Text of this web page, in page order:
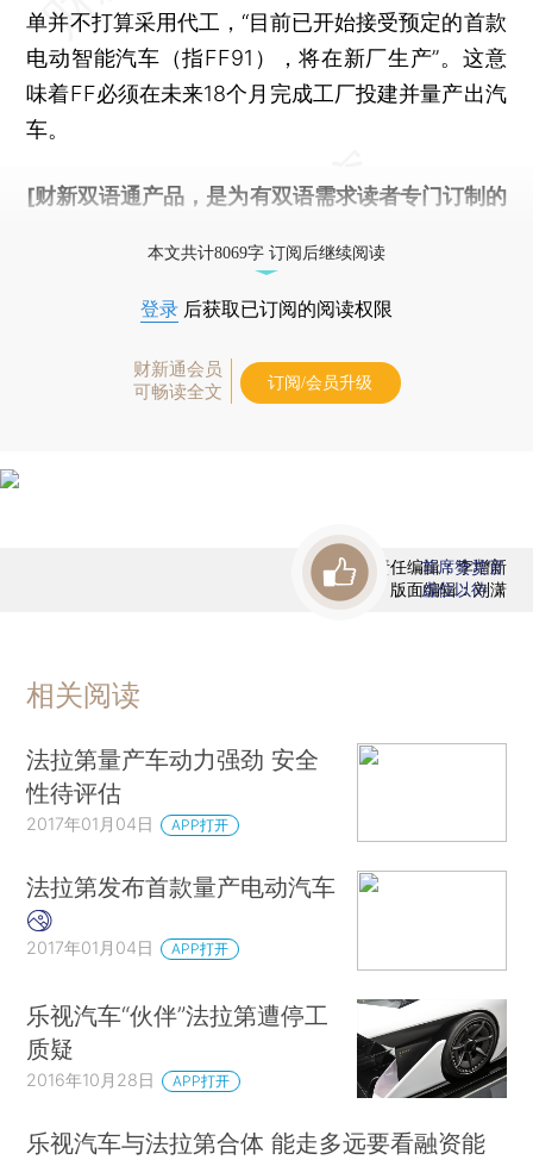
单并不打算采用代工，“目前已开始接受预定的首款
电动智能汽车（指FF91），将在新厂生产”。这意
味着FF必须在未来18个月完成工厂投建并量产出汽
车。
[财新双语通产品，是为有双语需求读者专门订制的
本文共计8069字 订阅后继续阅读
登录 后获取已订阅的阅读权限
财新通会员
可畅读全文
订阅/会员升级
责任编辑：李增新
版面编辑：刘潇
首席赞赏官
虚位以待
相关阅读
法拉第量产车动力强劲 安全
性待评估
2017年01月04日 APP打开
法拉第发布首款量产电动汽车
2017年01月04日 APP打开
乐视汽车“伙伴”法拉第遭停工
质疑
2016年10月28日 APP打开
乐视汽车与法拉第合体 能走多远要看融资能